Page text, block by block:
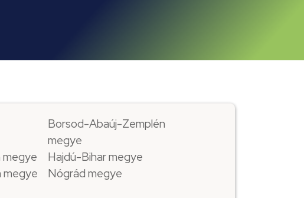
Borsod-Abaúj-Zemplén
megye
Hajdú-Bihar megye
megye Nógrád megye